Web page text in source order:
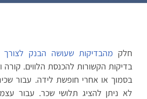
חלק מהבדיקות שעושה הבנק
בדיקות הקשורות להכנסת הלווים.
בסמוך או אחרי חופשת לידה. עבור
לא ניתן להציג תלושי שכר. עבור